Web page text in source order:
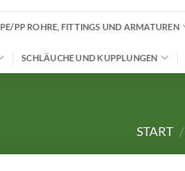
PE/PP ROHRE, FITTINGS UND ARMATUREN
SCHLÄUCHE UND KUPPLUNGEN
START /